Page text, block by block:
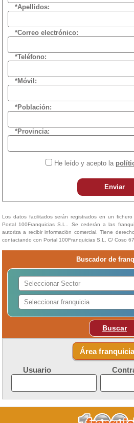
*Apellidos:
*Correo electrónico:
*Teléfono:
*Móvil:
*Población:
*Provincia:
He leído y acepto la
Enviar
Los datos facilitados serán registrados en un
Portal 100Franquicias S.L.. Se cederán a las
autoriza a recibir información comercial. Tiene
contactando con Portal 100Franquicias S.L. C/ Coso
Buscador de
Buscar
Área
Usuario